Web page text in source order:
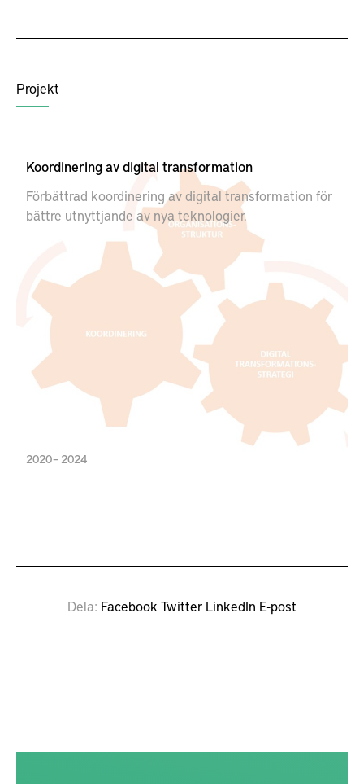
Projekt
Koordinering av digital transformation
Förbättrad koordinering av digital transformation för
bättre utnyttjande av nya teknologier.
2020 – 2024
Dela Facebook Twitter LinkedIn E-post